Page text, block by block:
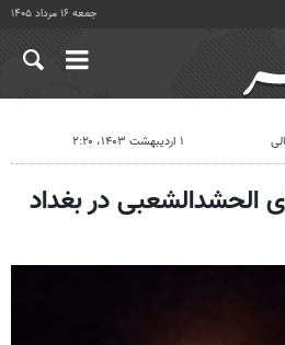
جمعه ۱۶ مرداد ۱۴۰۵
۱ اردیبهشت ۱۴۰۳، ۲:۲۰
الحشدالشعبی در بغداد